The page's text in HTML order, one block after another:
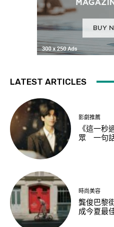
LATEST ARTICLES
影劇推薦
《這一秒
眾 一句
時尚美容
龔俊巴黎
成今夏最